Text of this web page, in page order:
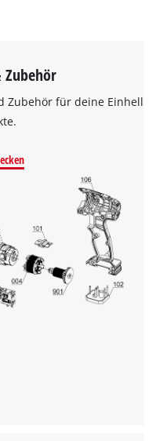
Zubehör
Zubehör für deine Einhell